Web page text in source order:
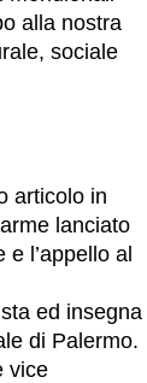
alla nostra
sociale
articolo in
lanciato
l’appello al
ed insegna
di Palermo.
vice